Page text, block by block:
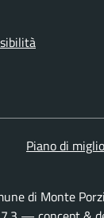
Piano di
di Monte